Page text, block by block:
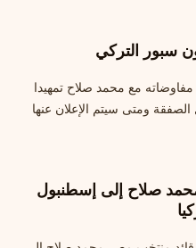
سبور التركي
مع محمد صلاح تمهيدا
ومتى سيتم الإعلان عنها
صلاح إلى إسطنبول